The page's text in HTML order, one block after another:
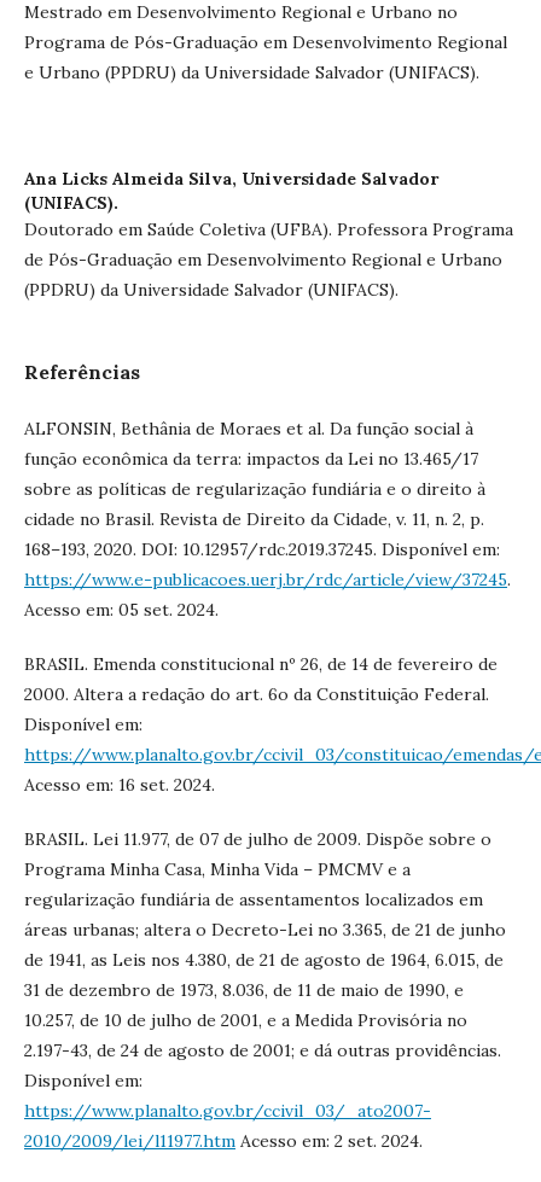
Mestrado em Desenvolvimento Regional e Urbano no
Programa de Pós-Graduação em Desenvolvimento Regional
e Urbano (PPDRU) da Universidade Salvador (UNIFACS).
Ana Licks Almeida Silva, Universidade Salvador
(UNIFACS).
Doutorado em Saúde Coletiva (UFBA). Professora Programa
de Pós-Graduação em Desenvolvimento Regional e Urbano
(PPDRU) da Universidade Salvador (UNIFACS).
Referências
ALFONSIN, Bethânia de Moraes et al. Da função social à
função econômica da terra: impactos da Lei no 13.465/17
sobre as políticas de regularização fundiária e o direito à
cidade no Brasil. Revista de Direito da Cidade, v. 11, n. 2, p.
168–193, 2020. DOI: 10.12957/rdc.2019.37245. Disponível em:
https://www.e-publicacoes.uerj.br/rdc/article/view/37245.
Acesso em: 05 set. 2024.
BRASIL. Emenda constitucional nº 26, de 14 de fevereiro de
2000. Altera a redação do art. 6o da Constituição Federal.
Disponível em:
https://www.planalto.gov.br/ccivil_03/constituicao/emendas/
Acesso em: 16 set. 2024.
BRASIL. Lei 11.977, de 07 de julho de 2009. Dispõe sobre o
Programa Minha Casa, Minha Vida – PMCMV e a
regularização fundiária de assentamentos localizados em
áreas urbanas; altera o Decreto-Lei no 3.365, de 21 de junho
de 1941, as Leis nos 4.380, de 21 de agosto de 1964, 6.015, de
31 de dezembro de 1973, 8.036, de 11 de maio de 1990, e
10.257, de 10 de julho de 2001, e a Medida Provisória no
2.197-43, de 24 de agosto de 2001; e dá outras providências.
Disponível em:
https://www.planalto.gov.br/ccivil_03/_ato2007-
2010/2009/lei/l11977.htm Acesso em: 2 set. 2024.